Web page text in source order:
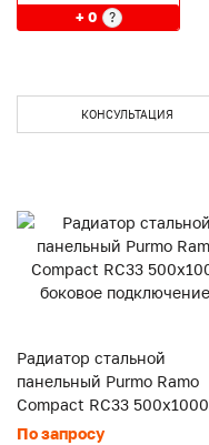
+ 0 ?
КОНСУЛЬТАЦИЯ
Радиатор стальной
панельный Purmo Ramo
Compact RC33 500x1000
боковое подключение.
По запросу